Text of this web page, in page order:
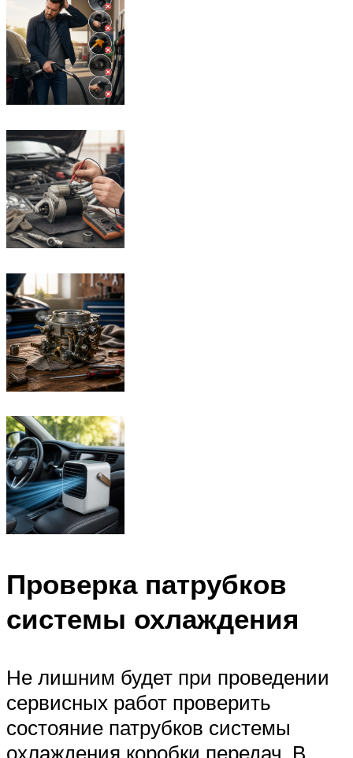
Проверка патрубков
системы охлаждения
Не лишним будет при проведении
сервисных работ проверить
состояние патрубков системы
охлаждения коробки передач. В